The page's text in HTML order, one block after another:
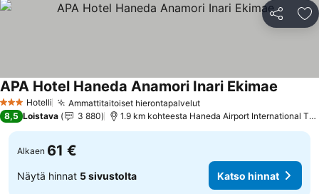
Jaa
3 Tähtiluokitus
Hotelli Ammattitaitoiset hierontapalvelutKatso hinnat
APA Hotel Haneda Anamori Inari Ekimae
8,5 Loistava 3 880 1.9 km kohteesta Haneda Airport International
Alkaen 61 €
Näytä hinnat 5 sivustolta Katso hinnat